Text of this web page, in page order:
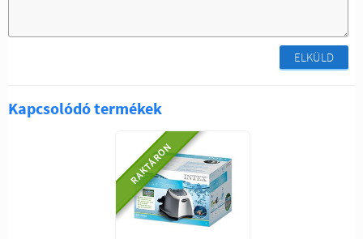
ELKÜLD
Kapcsolódó termékek
RAKTÁRON